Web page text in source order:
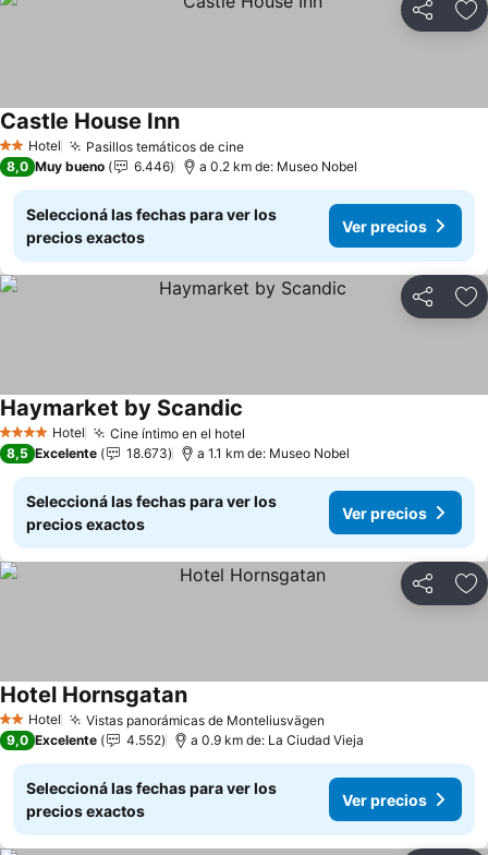
Compartir
2 Estrellas
Hotel Pasillos temáticos de cine
Castle House Inn
8,0 Muy bueno 6.446 a 0.2 km de: Museo Nobel
Seleccioná las fechas para ver los
precios exactos
Ver precios
Compartir
4 EstrellasHotel Cine íntimo en el hotel
Haymarket by Scandic
8,5 Excelente 18.673 a 1.1 km de: Museo Nobel
Seleccioná las fechas para ver los
precios exactos
Ver precios
Compartir
2 Estrellas
Hotel Vistas panorámicas de Monteliusvägen
Hotel Hornsgatan
9,0 Excelente 4.552 a 0.9 km de: La Ciudad Vieja
Seleccioná las fechas para ver los
precios exactos
Ver precios